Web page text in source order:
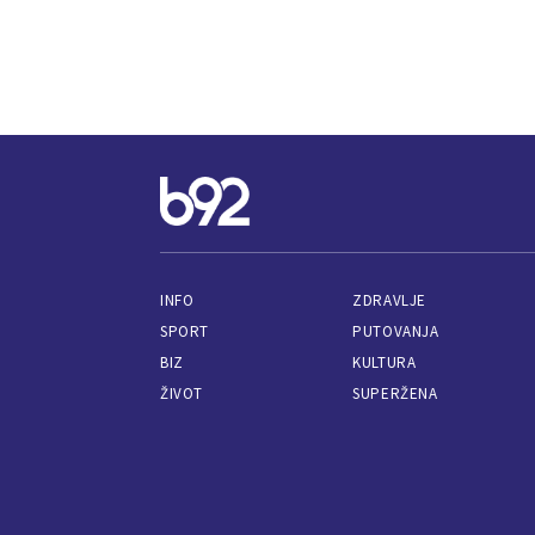
INFO
SPORT
BIZ
ŽIVOT
ZDRAVLJE
PUTOVANJA
KULTURA
SUPERŽENA